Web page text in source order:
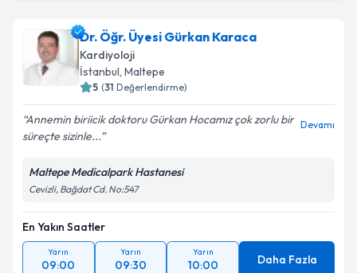
Dr. Öğr. Üyesi Gürkan Karaca
Kardiyoloji
İstanbul, Maltepe
5 (31 Değerlendirme)
Annemin biriicik doktoru Gürkan Hocamız çok zorlu bir
süreçte sizinle...
Devamı
Maltepe Medicalpark Hastanesi
Cevizli, Bağdat Cd. No:547
En Yakın Saatler
Yarın
09:00
Yarın
09:30
Yarın
10:00 Daha Fazla